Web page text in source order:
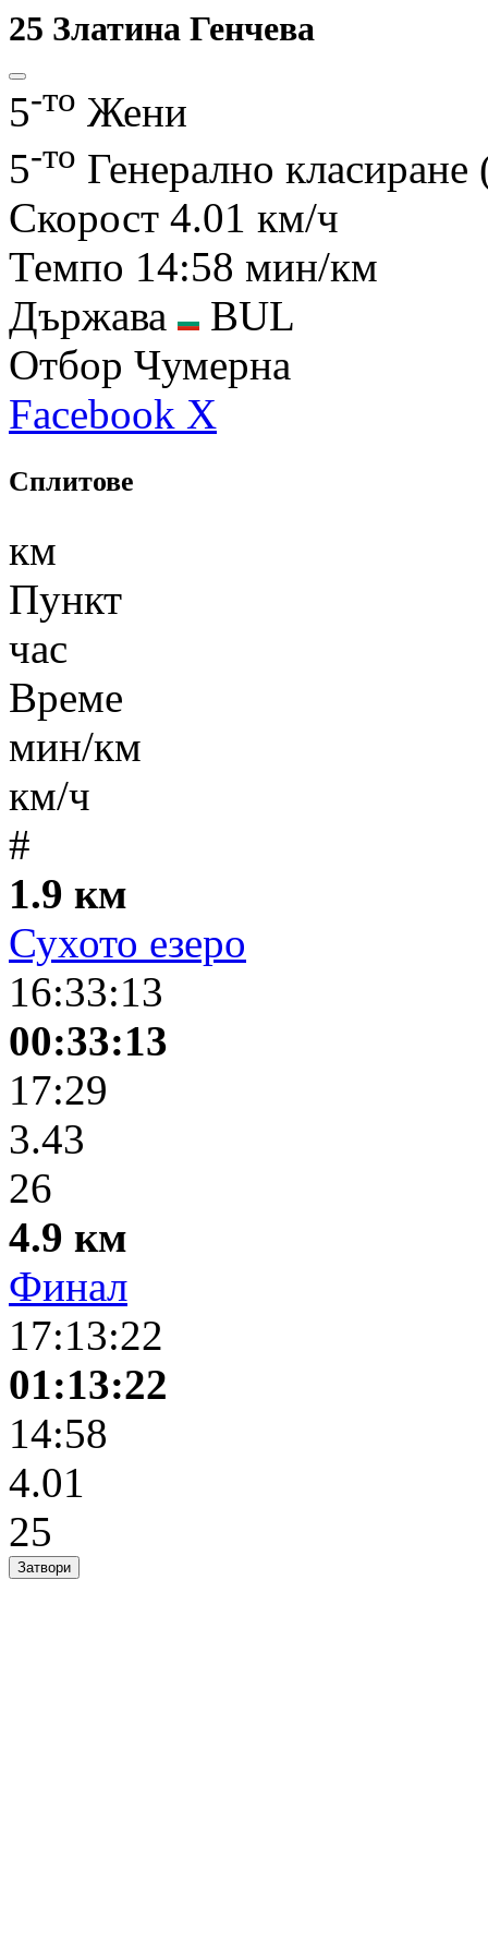
25 Златина Генчева
5-то Жени
5-то Генерално
Скорост 4.01 км/ч
Темпо 14:58 мин/км
Държава
BUL
Отбор Чумерна
Facebook X
Сплитове
км
Пункт
час
Време
мин/км
км/ч
#
1.9 км
Сухото езеро
16:33:13
00:33:13
17:29
3.43
26
4.9 км
Финал
17:13:22
01:13:22
14:58
4.01
25
Затвори